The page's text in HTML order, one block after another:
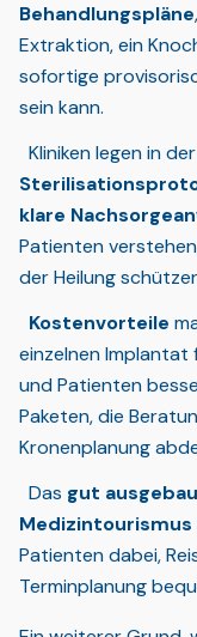
Behandlungspläne
Extraktion, ein
sofortige
sein kann.
Kliniken legen in
klare
Patienten
der Heilung
Kostenvorteile
einzelnen
und Patienten
Paketen, die
Kronenplanung
Das gut
Medizintourismus
Patienten dabei,
Terminplanung